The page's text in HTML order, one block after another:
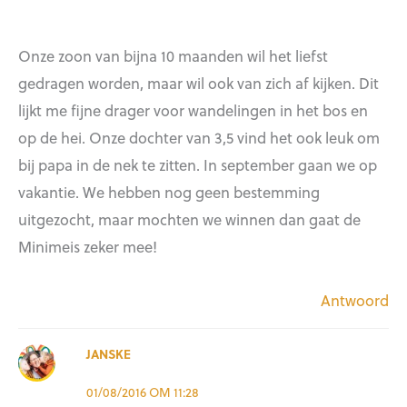
Onze zoon van bijna 10 maanden wil het liefst
gedragen worden, maar wil ook van zich af kijken. Dit
lijkt me fijne drager voor wandelingen in het bos en
op de hei. Onze dochter van 3,5 vind het ook leuk om
bij papa in de nek te zitten. In september gaan we op
vakantie. We hebben nog geen bestemming
uitgezocht, maar mochten we winnen dan gaat de
Minimeis zeker mee!
Antwoord
JANSKE
01/08/2016 OM 11:28